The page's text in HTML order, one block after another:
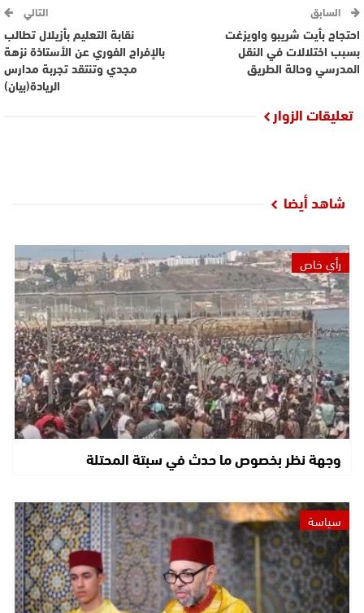
السابق
احتجاج بأيت شريبو واويزغت
بسبب اختلالات في النقل
المدرسي وحالة الطريق
التالي
نقابة التعليم بأزيلال تطالب
بالإفراج الفوري عن الأستاذة نزهة
مجدي وتنتقد تجربة مدارس
الريادة(بيان)
تعليقات الزوار
شاهد أيضا
رأي خاص
وجهة نظر بخصوص ما حدث في سبتة المحتلة
سياسة